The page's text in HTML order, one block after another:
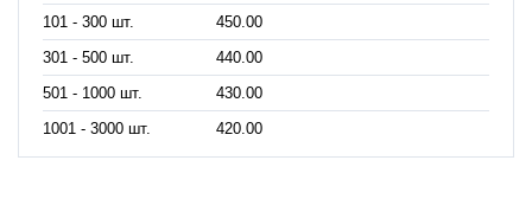
101 - 300 шт.
450.00
301 - 500 шт.
440.00
501 - 1000 шт.
430.00
1001 - 3000 шт.
420.00